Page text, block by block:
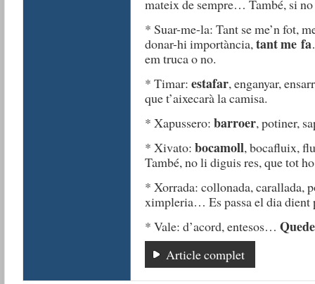
mateix de sempre… També, si no
* Suar-me-la: Tant se me’n fot,
donar-hi importància,tant me fa
em truca o no.
* Timar: estafar, enganyar,
que t’aixecarà la camisa.
* Xapussero: barroer, potiner,
* Xivato: bocamoll, bocafluix,
També, no li diguis res, que tot
* Xorrada: collonada, carallada,
ximpleria… Es passa el dia dient
* Vale: d’acord, entesos…
Article complet